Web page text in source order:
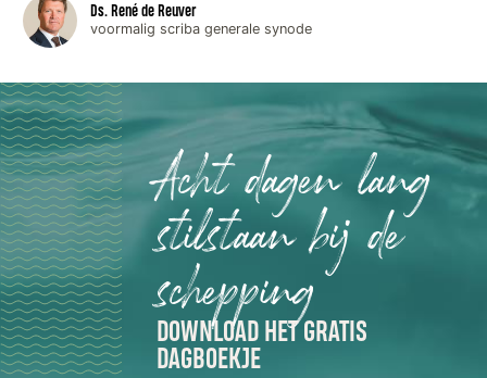
Ds. René de Reuver
voormalig scriba generale synode
Acht dagen lang
stilstaan bij de
schepping
DOWNLOAD HET GRATIS
DAGBOEKJE